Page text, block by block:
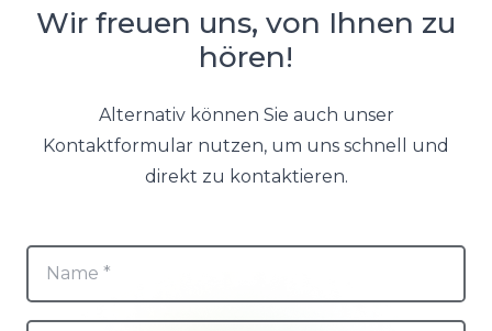
Wir freuen uns, von Ihnen zu
hören!
Alternativ können Sie auch unser
Kontaktformular nutzen, um uns schnell und
direkt zu kontaktieren.